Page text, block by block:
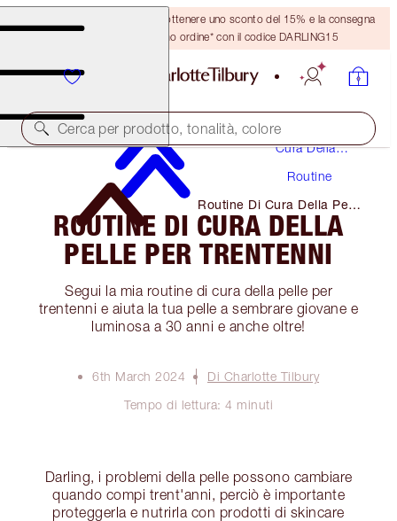
Crea un account o accedi per ottenere uno sconto del 15% e la consegna
GRATUITA sul tuo primo ordine* con il codice DARLING15
Cerca per prodotto, tonalità, colore
Cura Della
Routine
Routine Di Cura Della Pelle
Per Trentenni
ROUTINE DI CURA DELLA
PELLE PER TRENTENNI
Segui la mia routine di cura della pelle per
trentenni e aiuta la tua pelle a sembrare giovane e
luminosa a 30 anni e anche oltre!
6th March 2024
Di Charlotte Tilbury
Tempo di lettura: 4 minuti
Darling, i problemi della pelle possono cambiare
quando compi trent'anni, perciò è importante
proteggerla e nutrirla con prodotti di skincare